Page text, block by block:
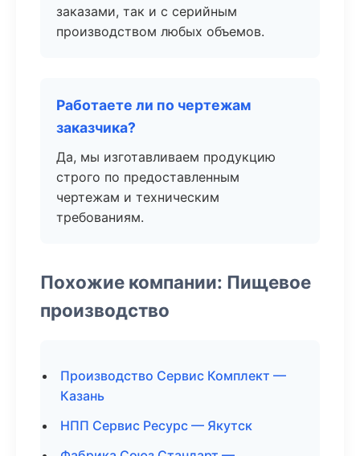
заказами, так и с серийным
производством любых объемов.
Работаете ли по чертежам
заказчика?
Да, мы изготавливаем продукцию
строго по предоставленным
чертежам и техническим
требованиям.
Похожие компании: Пищевое
производство
Производство Сервис Комплект —
Казань
НПП Сервис Ресурс — Якутск